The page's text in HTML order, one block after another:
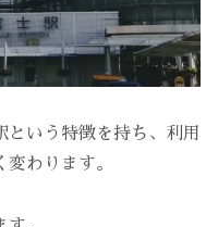
いう特徴を持ち、利用
わります。